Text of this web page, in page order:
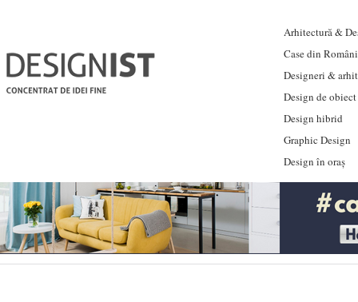
Arhitectură &
Case din
Designeri &
Design de obiect
Design hibrid
Graphic Design
Design în oraș